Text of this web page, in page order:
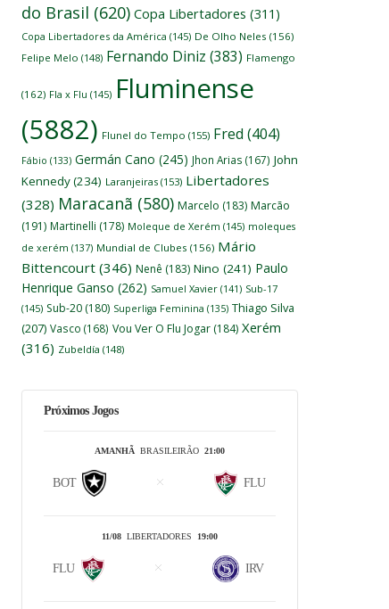
do Brasil (620) Copa Libertadores (311)
Copa Libertadores da América (145) De Olho Neles (156)
Felipe Melo (148) Fernando Diniz (383) Flamengo
(162) Fla x Flu (145) Fluminense
(5882) Flunel do Tempo (155) Fred (404)
Fábio (133) Germán Cano (245) Jhon Arias (167) John
Kennedy(234) Laranjeiras (153) Libertadores
(328) Maracanã (580) Marcelo (183) Marcão
(191) Martinelli (178) Moleque de Xerém (145) moleques
de xerém (137) Mundial de Clubes (156) Mário
Bittencourt (346) Nenê (183) Nino (241) Paulo
Henrique Ganso (262) Samuel Xavier (141) Sub-17
(145) Sub-20 (180) Superliga Feminina (135) Thiago Silva
(207) Vasco (168) Vou Ver O Flu Jogar (184) Xerém
(316) Zubeldía (148)
Próximos Jogos
AMANHÃ BRASILEIRÃO 21:00
BOT FLU
11/08 LIBERTADORES 19:00
FLU IRV